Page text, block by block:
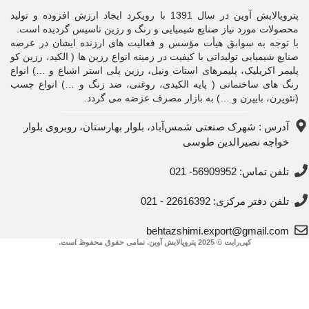
پتروپالایش آوین در سال 1391 با رویکرد ایجاد ارزش افزوده و تولید
محصولات مورد نیاز صنایع شیمیایی و رنگ و رزین تاسیس گردیده است.
با توجه به سوابق هیأت مؤسس و فعالیت های ارزنده ایشان در عرصه
صنایع شیمیایی تولیداتی با کیفیت در زمینه انواع رزین ها ( الکید، رزین کو
پلیمر اکریلیک، پلیمرهای استات ونیل، رزین پلی استر اشباع و …) انواع
رنگ های ساختمانی ( پایه الکیدی، روغنی، ضد زنگ و …) انواع چسب
(نئوپرن، بایپرن و …) به بازار مصرف عزضه می گردد.
آدرس : شهرک صنعتی شمس‌آباد، بلوار بهارستان، روبروی بلوار
خواجه نصیرالدین طوسی
تلفن تماس: 56909952- 021
تلفن دفتر مرکزی: 22616392 - 021
behtazshimi.export@gmail.com
کپی‌رایت © 2025 پتروپالایش آوین. تمامی حقوق محفوظ است.